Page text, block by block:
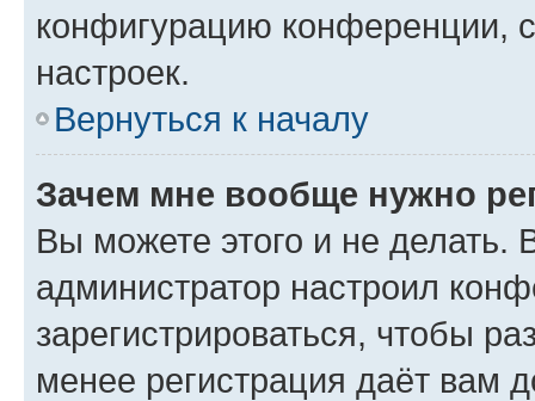
конфигурацию конференции,
настроек.
Вернуться к началу
Зачем мне вообще нужно
Вы можете этого и не делать.
администратор настроил
зарегистрироваться, чтобы
менее регистрация даёт вам